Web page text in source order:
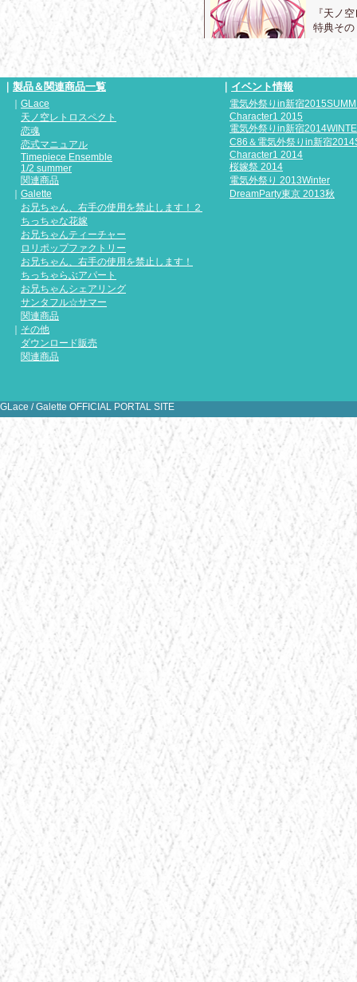
『天ノ
特典そ
2015.7.17
『天ノ
製品＆関連商品一覧 イベント情報
GLace
天ノ空レトロスペクト
恋魂
恋式マニュアル
Timepiece Ensemble
1/2 summer
関連商品
Galette
お兄ちゃん、右手の使用を禁止します！２
ちっちゃな花嫁
お兄ちゃんティーチャー
ロリポップファクトリー
お兄ちゃん、右手の使用を禁止します！
ちっちゃらぶアパート
お兄ちゃんシェアリング
サンタフル☆サマー
関連商品
その他
ダウンロード販売
関連商品
電気外祭りin新宿
Character1 2015
電気外祭りin新宿
C86＆電気外祭りin新宿
Character1 2014
桜嫁祭 2014
電気外祭り 2013Winter
DreamParty東京 2013秋
GLace / Galette OFFICIAL PORTAL SITE